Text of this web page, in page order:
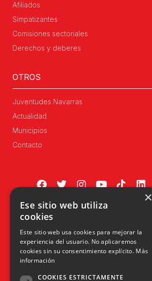
Afiliados
Simpatizantes
Comisiones sectoriales
Derechos y deberes
OTROS
Juventudes Navarras
Actualidad
Municipios
Contacto
31002 Pamplona, Navarra
info@upn.org · 948 223 402
×
Ese sitio web utiliza
cookies
Este sitio web usa cookies para mejorar la
experiencia del usuario. No aplicaremos
cookies sin su consentimiento explícito. Más
información
COOKIES ESTRICTAMENTE